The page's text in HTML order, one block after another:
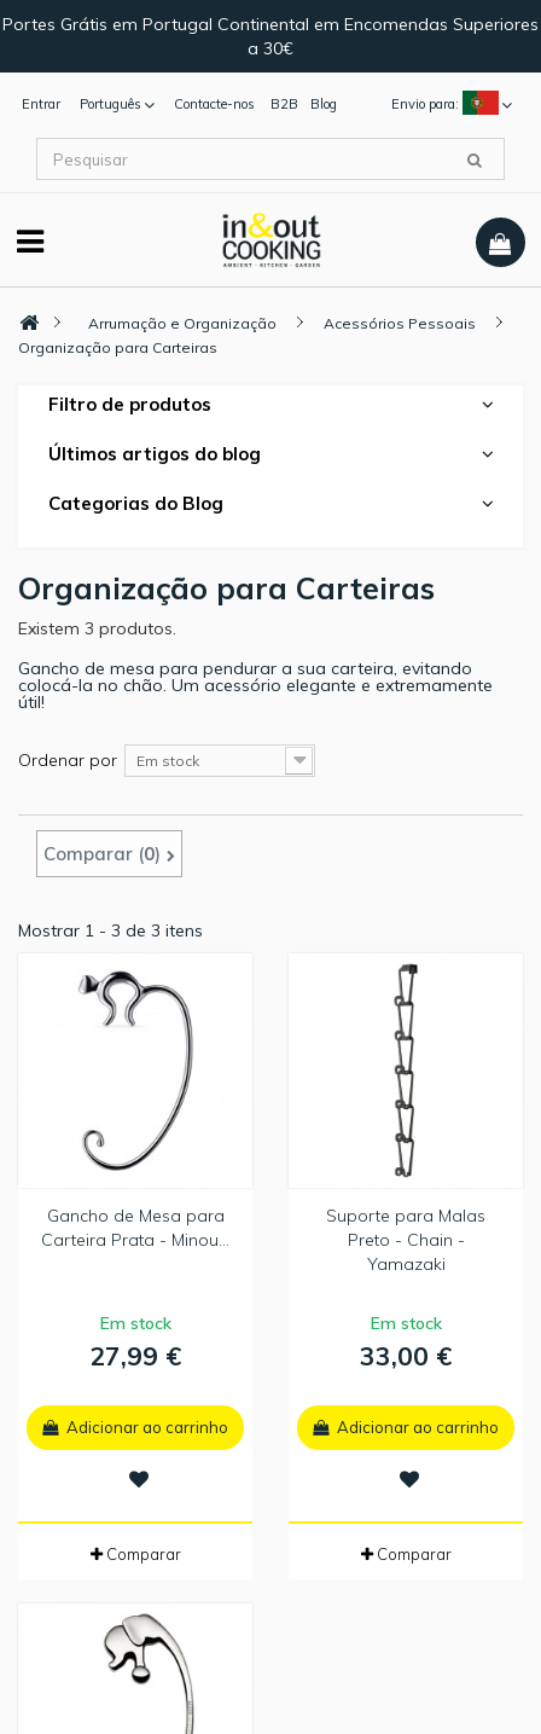
Portes Grátis em Portugal Continental em Encomendas Superiores
a 30€
Entrar Português Envio para:
Contacte-nos B2B Blog
Arrumação e Organização
Acessórios Pessoais
Organização para Carteiras
Filtro de produtos
Últimos artigos do blog
Categorias do Blog
Organização para Carteiras
Existem 3 produtos.
Gancho de mesa para pendurar a sua carteira, evitando
colocá-la no chão. Um acessório elegante e extremamente
útil!
Ordenar por Em stock
Comparar (0)
Mostrar 1 - 3 de 3 itens
Gancho de Mesa para
Carteira Prata - Minou...
Em stock
27,99 €
Adicionar ao carrinho
Comparar
Suporte para Malas
Preto - Chain -
Yamazaki
Em stock
33,00 €
Adicionar ao carrinho
Comparar